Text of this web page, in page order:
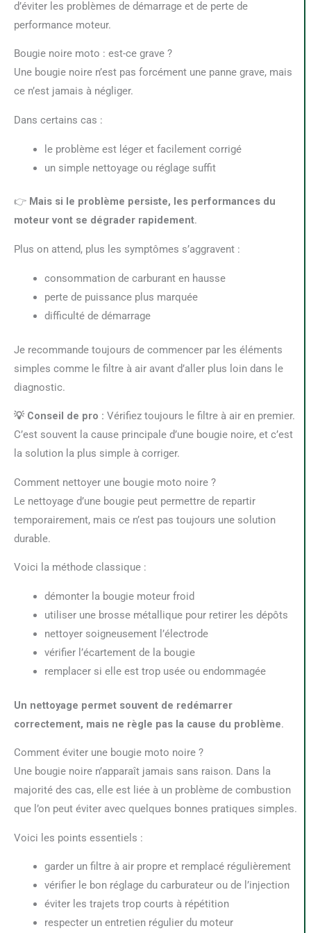
d’éviter les problèmes de démarrage et de perte de
performance moteur.
Bougie noire moto : est-ce grave ?
Une bougie noire n’est pas forcément une panne grave, mais
ce n’est jamais à négliger.
Dans certains cas :
le problème est léger et facilement corrigé
un simple nettoyage ou réglage suffit
Mais si le problème persiste, les performances du
moteur vont se dégrader rapidement.
Plus on attend, plus les symptômes s’aggravent :
consommation de carburant en hausse
perte de puissance plus marquée
difficulté de démarrage
Je recommande toujours de commencer par les éléments
simples comme le filtre à air avant d’aller plus loin dans le
diagnostic.
💡 Conseil de pro : Vérifiez toujours le filtre à air en premier.
C’est souvent la cause principale d’une bougie noire, et c’est
la solution la plus simple à corriger.
Comment nettoyer une bougie moto noire ?
Le nettoyage d’une bougie peut permettre de repartir
temporairement, mais ce n’est pas toujours une solution
durable.
Voici la méthode classique :
démonter la bougie moteur froid
utiliser une brosse métallique pour retirer les dépôts
nettoyer soigneusement l’électrode
vérifier l’écartement de la bougie
remplacer si elle est trop usée ou endommagée
Un nettoyage permet souvent de redémarrer
correctement, mais ne règle pas la cause du problème.
Comment éviter une bougie moto noire ?
Une bougie noire n’apparaît jamais sans raison. Dans la
majorité des cas, elle est liée à un problème de combustion
que l’on peut éviter avec quelques bonnes pratiques simples.
Voici les points essentiels :
garder un filtre à air propre et remplacé régulièrement
vérifier le bon réglage du carburateur ou de l’injection
éviter les trajets trop courts à répétition
respecter un entretien régulier du moteur